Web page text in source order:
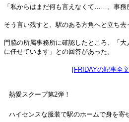
「私からはまだ何も言えなくて……。事務
そう言い残すと、駅のある方角へと立ち去
門脇の所属事務所に確認したところ、「
に任せています」との回答があった。
[FRIDAYの記事全
熱愛スクープ第2弾！
ハイセンスな服装で駅のホームで身を